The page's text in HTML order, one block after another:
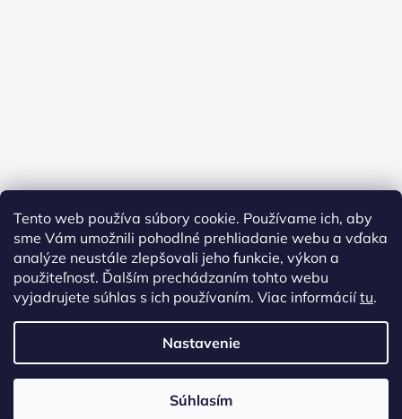
Tento web používa súbory cookie. Používame ich, aby
sme Vám umožnili pohodlné prehliadanie webu a vďaka
analýze neustále zlepšovali jeho funkcie, výkon a
použiteľnosť. Ďalším prechádzaním tohto webu
vyjadrujete súhlas s ich používaním. Viac informáciítu.
Nastavenie
Súhlasím
Copyright 2026AMFORA URNY. Všetky práva vyhradené.
Upraviť nastavenie cookies